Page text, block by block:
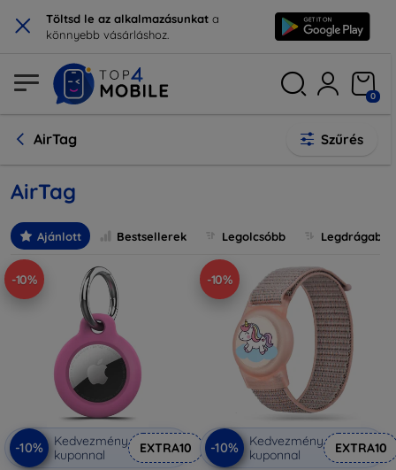
× Töltsd le az alkalmazásunkat a
könnyebb vásárláshoz.
0
AirTag Szűrés
AirTag
Ajánlott Bestsellerek Legolcsóbb Legdrágabb
-10%
-10%
Kedvezmény
kuponnal
EXTRA10
-10%
-10%
Kedvezmény
kuponnal
EXTRA10